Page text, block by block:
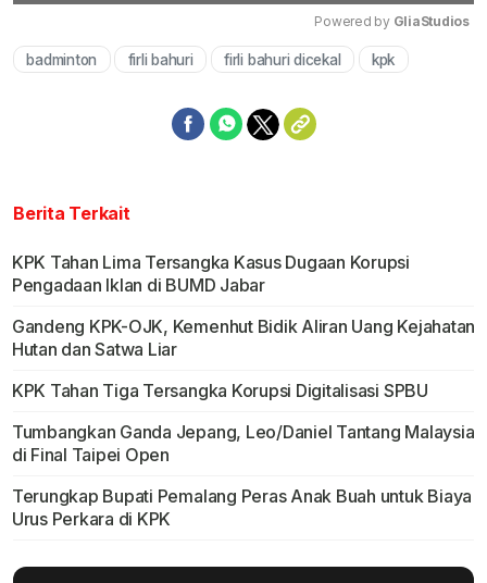
Mute
Powered by GliaStudios
badminton firli bahuri firli bahuri dicekal kpk
Berita Terkait
KPK Tahan Lima Tersangka Kasus Dugaan Korupsi
Pengadaan Iklan di BUMD Jabar
Gandeng KPK-OJK, Kemenhut Bidik Aliran Uang Kejahatan
Hutan dan Satwa Liar
KPK Tahan Tiga Tersangka Korupsi Digitalisasi SPBU
Tumbangkan Ganda Jepang, Leo/Daniel Tantang Malaysia
di Final Taipei Open
Terungkap Bupati Pemalang Peras Anak Buah untuk Biaya
Urus Perkara di KPK